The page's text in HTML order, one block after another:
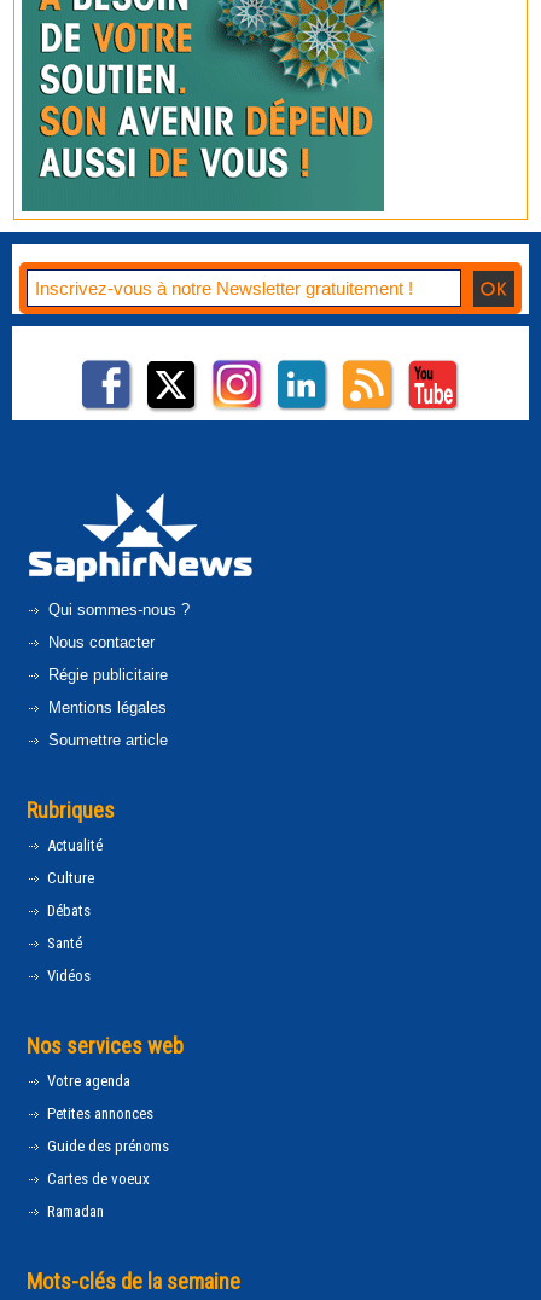
Qui sommes-nous ?
Nous contacter
Régie publicitaire
Mentions légales
Soumettre article
Rubriques
Actualité
Culture
Débats
Santé
Vidéos
Nos services web
Votre agenda
Petites annonces
Guide des prénoms
Cartes de voeux
Ramadan
Mots-clés de la semaine